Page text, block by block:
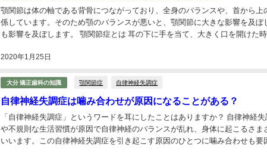
2020年1月25日
顎関節は体の軸である背骨につながっており、全身のバランスや、首から上
係しています。そのため顎のバランスが悪いと、顎関節に大きな影響を及ぼ
も影響を及ぼします。 顎関節症とは 耳の下に手を当て、大きく口を開けた
大分 矯正歯科の知識 顎関節症 自律神経失調症
自律神経失調症は噛み合わせが原因になることがある？
「自律神経失調症」というワードを耳にしたことはありますか？ 自律神経
や不規則な生活習慣が原因で自律神経のバランスが乱れ、身体に起こるさま
いいます。この自律神経失調症を引き起こす原因のひとつに噛み合わせも要